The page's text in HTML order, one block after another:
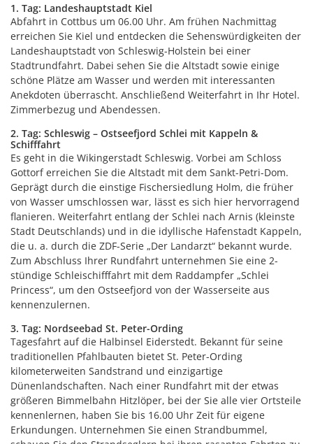
1. Tag: Landeshauptstadt Kiel
Abfahrt in Cottbus um 06.00 Uhr. Am frühen Nachmittag
erreichen Sie Kiel und entdecken die Sehenswürdigkeiten der
Landeshauptstadt von Schleswig-Holstein bei einer
Stadtrundfahrt. Dabei sehen Sie die Altstadt sowie einige
schöne Plätze am Wasser und werden mit interessanten
Anekdoten überrascht. Anschließend Weiterfahrt in Ihr Hotel.
Zimmerbezug und Abendessen.
2. Tag: Schleswig – Ostseefjord Schlei mit Kappeln &
Schifffahrt
Es geht in die Wikingerstadt Schleswig. Vorbei am Schloss
Gottorf erreichen Sie die Altstadt mit dem Sankt-Petri-Dom.
Geprägt durch die einstige Fischersiedlung Holm, die früher
von Wasser umschlossen war, lässt es sich hier hervorragend
flanieren. Weiterfahrt entlang der Schlei nach Arnis (kleinste
Stadt Deutschlands) und in die idyllische Hafenstadt Kappeln,
die u. a. durch die ZDF-Serie „Der Landarzt“ bekannt wurde.
Zum Abschluss Ihrer Rundfahrt unternehmen Sie eine 2-
stündige Schleischifffahrt mit dem Raddampfer „Schlei
Princess“, um den Ostseefjord von der Wasserseite aus
kennenzulernen.
3. Tag: Nordseebad St. Peter-Ording
Tagesfahrt auf die Halbinsel Eiderstedt. Bekannt für seine
traditionellen Pfahlbauten bietet St. Peter-Ording
kilometerweiten Sandstrand und ein­zigartige
Dünenlandschaften. Nach einer Rundfahrt mit der etwas
größeren Bimmelbahn Hitzlöper, bei der Sie alle vier Ortsteile
kennenlernen, haben Sie bis 16.00 Uhr Zeit für eigene
Erkundungen. Unternehmen Sie einen Strandbummel,